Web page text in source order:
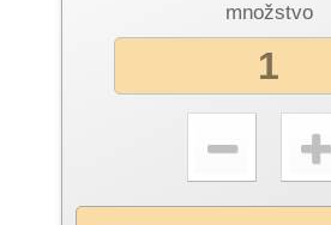
množstvo